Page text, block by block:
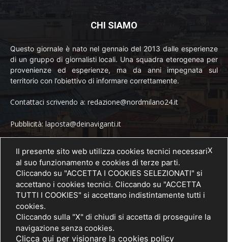
CHI SIAMO
Questo giornale è nato nel gennaio del 2013 dalle esperienze
di un gruppo di giornalisti locali. Una squadra eterogenea per
provenienze ed esperienze, ma da anni impegnata sul
territorio con l’obiettivo di informare correttamente.
Contattaci scrivendo a: redazione@nordmilano24.it
Pubblicità: laposta@deinaviganti.it
Tel. 389 1492573
SEGUICI
X
Il presente sito web utilizza cookies tecnici necessari
al suo funzionamento e cookies di terze parti.
Cliccando su "ACCETTA I COOKIES SELEZIONATI" si
accettano i cookies tecnici. Cliccando su "ACCETTA
TUTTI I COOKIES" si accettano indistintamente tutti i
cookies.
Cliccando sulla "X" di chiudi si accetta di proseguire la
navigazione senza cookies.
Clicca qui per visionare la cookies policy